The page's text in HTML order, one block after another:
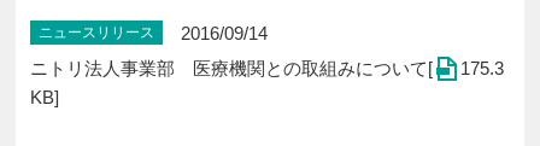
ニュースリリース
2016/09/14
ニトリ法人事業部 医療機関との取組みについて[
175.3
KB]